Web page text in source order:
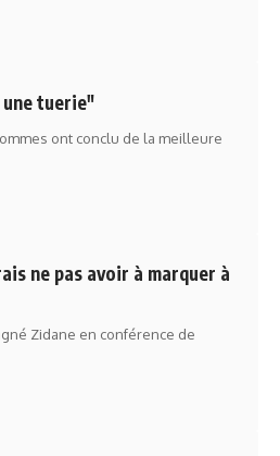
une tuerie"
ont conclu de la meilleure
ne pas avoir à marquer à
Zidane en conférence de